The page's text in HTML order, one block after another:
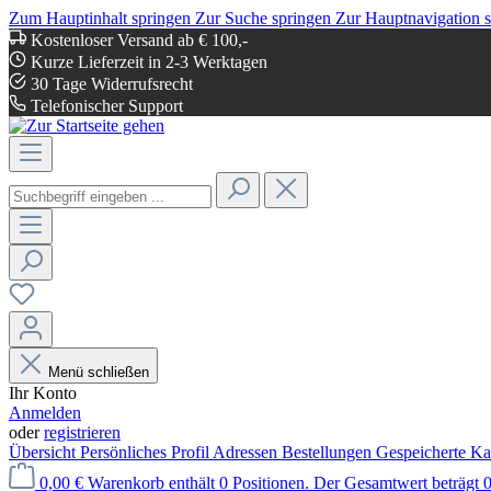
Zum Hauptinhalt springen Zur Suche springen Zur Hauptnavigation
Kostenloser Versand ab € 100,-
Kurze Lieferzeit in 2-3 Werktagen
30 Tage Widerrufsrecht
Telefonischer Support
Menü schließen
Ihr Konto
Anmelden
oderregistrieren
Übersicht Persönliches Profil Adressen Bestellungen Gespeicherte
0,00 € Warenkorb enthält 0 Positionen. Der Gesamtwert beträgt